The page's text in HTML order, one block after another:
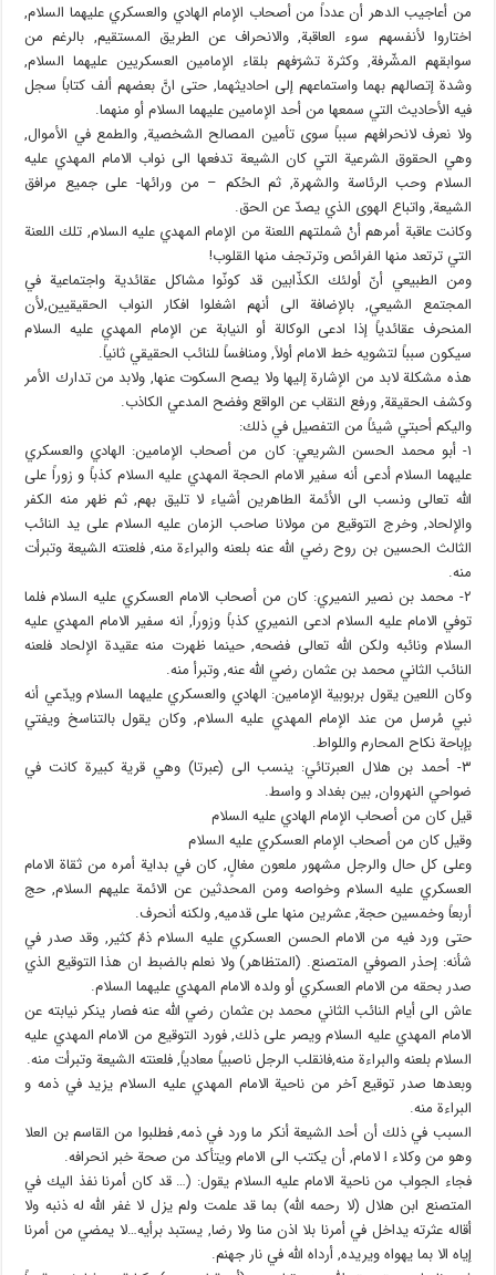
من أعاجيب الدهر أن عدداً من أصحاب الإمام الهادي والعسكري عليهما السلام,
اختاروا لأنفسهم سوء العاقبة, والانحراف عن الطريق المستقيم, بالرغم من
سوابقهم المشّرفة, وكثرة تشرّفهم بلقاء الإمامين العسكريين عليهما السلام,
وشدة إتصالهم بهما واستماعهم إلى احاديثهما, حتى انَّ بعضهم ألف كتاباً سجل
فيه الأحاديث التي سمعها من أحد الإمامين عليهما السلام أو منهما.
ولا نعرف لانحرافهم سبباً سوى تأمين المصالح الشخصية, والطمع في الأموال,
وهي الحقوق الشرعية التي كان الشيعة تدفعها الى نواب الامام المهدي عليه
السلام وحب الرئاسة والشهرة, ثم الحُكم – من ورائها- على جميع مرافق
الشيعة, واتباع الهوى الذي يصدّ عن الحق.
وكانت عاقبة أمرهم أنْ شملتهم اللعنة من الإمام المهدي عليه السلام, تلك اللعنة
التي ترتعد منها الفرائص وترتجف منها القلوب!
ومن الطبيعي أنّ أولئك الكذّابين قد كونّوا مشاكل عقائدية واجتماعية في
المجتمع الشيعي, بالإضافة الى أنهم اشغلوا افكار النواب الحقيقيين,لأن
المنحرف عقائدياً إذا ادعى الوكالة أو النيابة عن الإمام المهدي عليه السلام
سيكون سبباً لتشويه خط الامام أولاً, ومنافساً للنائب الحقيقي ثانياً.
هذه مشكلة لابد من الإشارة إليها ولا يصح السكوت عنها, ولابد من تدارك الأمر
وكشف الحقيقة, ورفع النقاب عن الواقع وفضح المدعي الكاذب.
واليكم أحبتي شيئاً من التفصيل في ذلك:
١- أبو محمد الحسن الشريعي: كان من أصحاب الإمامين: الهادي والعسكري
عليهما السلام أدعى أنه سفير الامام الحجة المهدي عليه السلام كذباً و زوراً على
الله تعالى ونسب الى الأئمة الطاهرين أشياء لا تليق بهم, ثم ظهر منه الكفر
والإلحاد, وخرج التوقيع من مولانا صاحب الزمان عليه السلام على يد النائب
الثالث الحسين بن روح رضي الله عنه بلعنه والبراءة منه, فلعنته الشيعة وتبرأت
منه.
٢- محمد بن نصير النميري: كان من أصحاب الامام العسكري عليه السلام فلما
توفي الامام عليه السلام ادعى النميري كذباً وزوراً, انه سفير الامام المهدي عليه
السلام ونائبه ولكن الله تعالى فضحه, حينما ظهرت منه عقيدة الإلحاد فلعنه
النائب الثاني محمد بن عثمان رضي الله عنه, وتبرأ منه.
وكان اللعين يقول بربوبية الإمامين: الهادي والعسكري عليهما السلام ويدّعي أنه
نبي مُرسل من عند الإمام المهدي عليه السلام, وكان يقول بالتناسخ ويفتي
بإباحة نكاح المحارم واللواط.
٣- أحمد بن هلال العبرتائي: ينسب الى (عبرتا) وهي قرية كبيرة كانت في
ضواحي النهروان, بين بغداد و واسط.
قيل كان من أصحاب الإمام الهادي عليه السلام
وقيل كان من أصحاب الإمام العسكري عليه السلام
وعلى كل حال والرجل مشهور ملعون مغالٍ, كان في بداية أمره من ثقاة الامام
العسكري عليه السلام وخواصه ومن المحدثين عن الائمة عليهم السلام, حج
أربعاً وخمسين حجة, عشرين منها على قدميه, ولكنه أنحرف.
حتى ورد فيه من الامام الحسن العسكري عليه السلام ذمٌ كثير, وقد صدر في
شأنه: إحذر الصوفي المتصنع. (المتظاهر) ولا نعلم بالضبط ان هذا التوقيع الذي
صدر بحقه من الامام العسكري أو ولده الامام المهدي عليهما السلام.
عاش الى أيام النائب الثاني محمد بن عثمان رضي الله عنه فصار ينكر نيابته عن
الامام المهدي عليه السلام ويصر على ذلك, فورد التوقيع من الامام المهدي عليه
السلام بلعنه والبراءة منه,فانقلب الرجل ناصبياً معادياً, فلعنته الشيعة وتبرأت منه.
وبعدها صدر توقيع آخر من ناحية الامام المهدي عليه السلام يزيد في ذمه و
البراءة منه.
السبب في ذلك أن أحد الشيعة أنكر ما ورد في ذمه, فطلبوا من القاسم بن العلا
وهو من وكلاء ا لامام, أن يكتب الى الامام ويتأكد من صحة خبر انحرافه.
فجاء الجواب من ناحية الامام عليه السلام يقول: (… قد كان أمرنا نفذ اليك في
المتصنع ابن هلال (لا رحمه الله) بما قد علمت ولم يزل لا غفر الله له ذنبه ولا
أقاله عثرته يداخل في أمرنا بلا اذن منا ولا رضا, يستبد برأيه…لا يمضي من أمرنا
إياه الا بما يهواه ويريده, أرداه الله في نار جهنم.